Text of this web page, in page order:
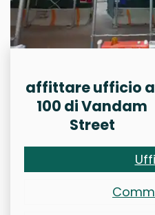
affittare ufficio
100 di Vandam
Street